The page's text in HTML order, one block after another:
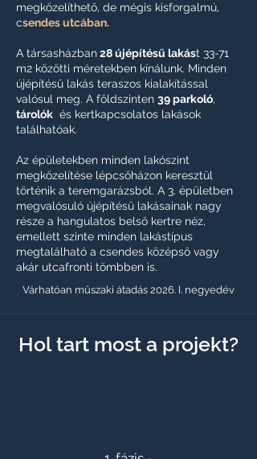
megközelíthető, de mégis kisforgalmú,
csendes utcában.
A társasházban28 újépítésű lakást 33-71
m2 közötti méretekben kínálunk. Minden
újépítésű lakás teraszos kialakítással
valósul meg. A földszinten 39 parkoló,
tárolók és kertkapcsolatos lakások
találhatóak.
Az épületekben minden lakószint
megközelítése lépcsőházon keresztül
történik a teremgarázsból. A 3. épületben
megvalósuló újépítésű lakásainak nagy
része a hangulatos belső kertre néz,
emellett szinte minden lakástípus
megtalálható a csendes középső vagy
akár utcafronti tömbben is.
Várhatóan műszaki átadás 2026. I. negyedév
Hol tart most a projekt?